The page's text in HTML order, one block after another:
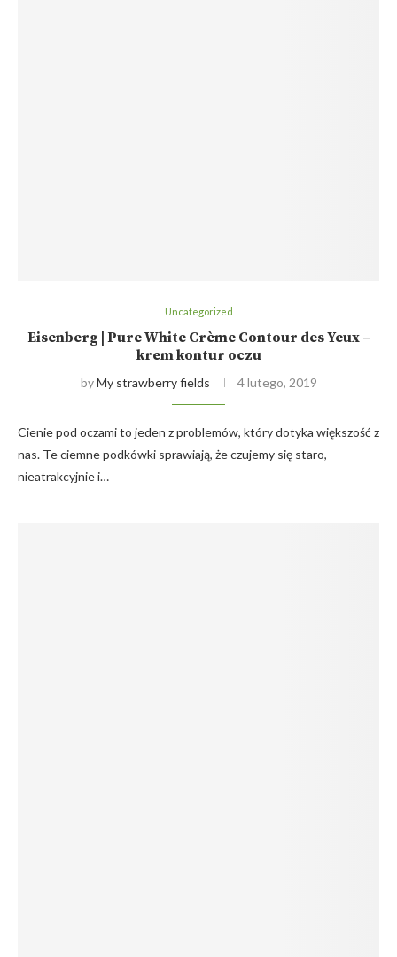
Uncategorized
Eisenberg | Pure White Crème Contour des Yeux –
krem kontur oczu
byMy strawberry fields 4 lutego, 2019
Cienie pod oczami to jeden z problemów, który dotyka większość z
nas. Te ciemne podkówki sprawiają, że czujemy się staro,
nieatrakcyjnie i…